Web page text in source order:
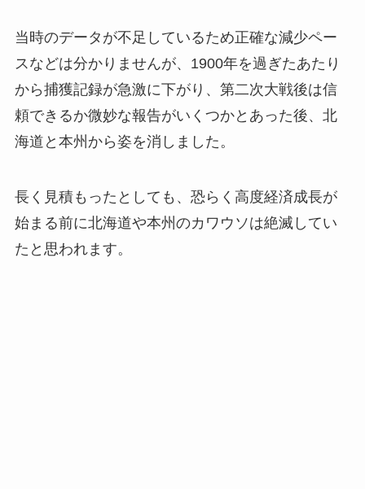
当時のデータが不足しているため正確な減少ペー
スなどは分かりませんが、1900年を過ぎたあたり
から捕獲記録が急激に下がり、第二次大戦後は信
頼できるか微妙な報告がいくつかとあった後、北
海道と本州から姿を消しました。
長く見積もったとしても、恐らく高度経済成長が
始まる前に北海道や本州のカワウソは絶滅してい
たと思われます。